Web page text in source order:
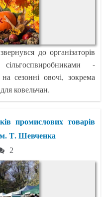
до організаторів
-
сезонні овочі, зокрема
ковельчан.
промислових товарів
Т. Шевченка
2